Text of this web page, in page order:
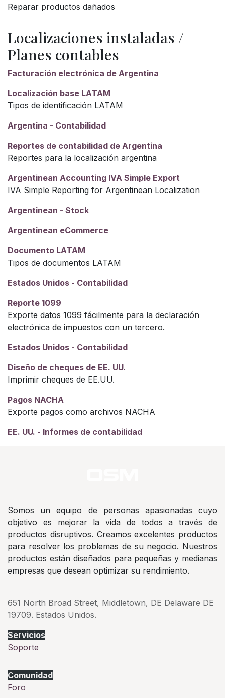
Reparar productos dañados
Localizaciones instaladas /
Planes contables
Facturación electrónica de Argentina
Localización base LATAM
Tipos de identificación LATAM
Argentina - Contabilidad
Reportes de contabilidad de Argentina
Reportes para la localización argentina
Argentinean Accounting IVA Simple Export
IVA Simple Reporting for Argentinean Localization
Argentinean - Stock
Argentinean eCommerce
Documento LATAM
Tipos de documentos LATAM
Estados Unidos - Contabilidad
Reporte 1099
Exporte datos 1099 fácilmente para la declaración
electrónica de impuestos con un tercero.
Estados Unidos - Contabilidad
Diseño de cheques de EE. UU.
Imprimir cheques de EE.UU.
Pagos NACHA
Exporte pagos como archivos NACHA
EE. UU. - Informes de contabilidad
Somos un equipo de personas apasionadas cuyo
objetivo es mejorar la vida de todos a través de
productos disruptivos. Creamos excelentes productos
para resolver los problemas de su negocio. Nuestros
productos están diseñados para pequeñas y medianas
empresas que desean optimizar su rendimiento.
651 North Broad Street, Middletown, DE Delaware DE
19709. Estados Unidos.
Servicios
Soporte
Comunidad
Foro